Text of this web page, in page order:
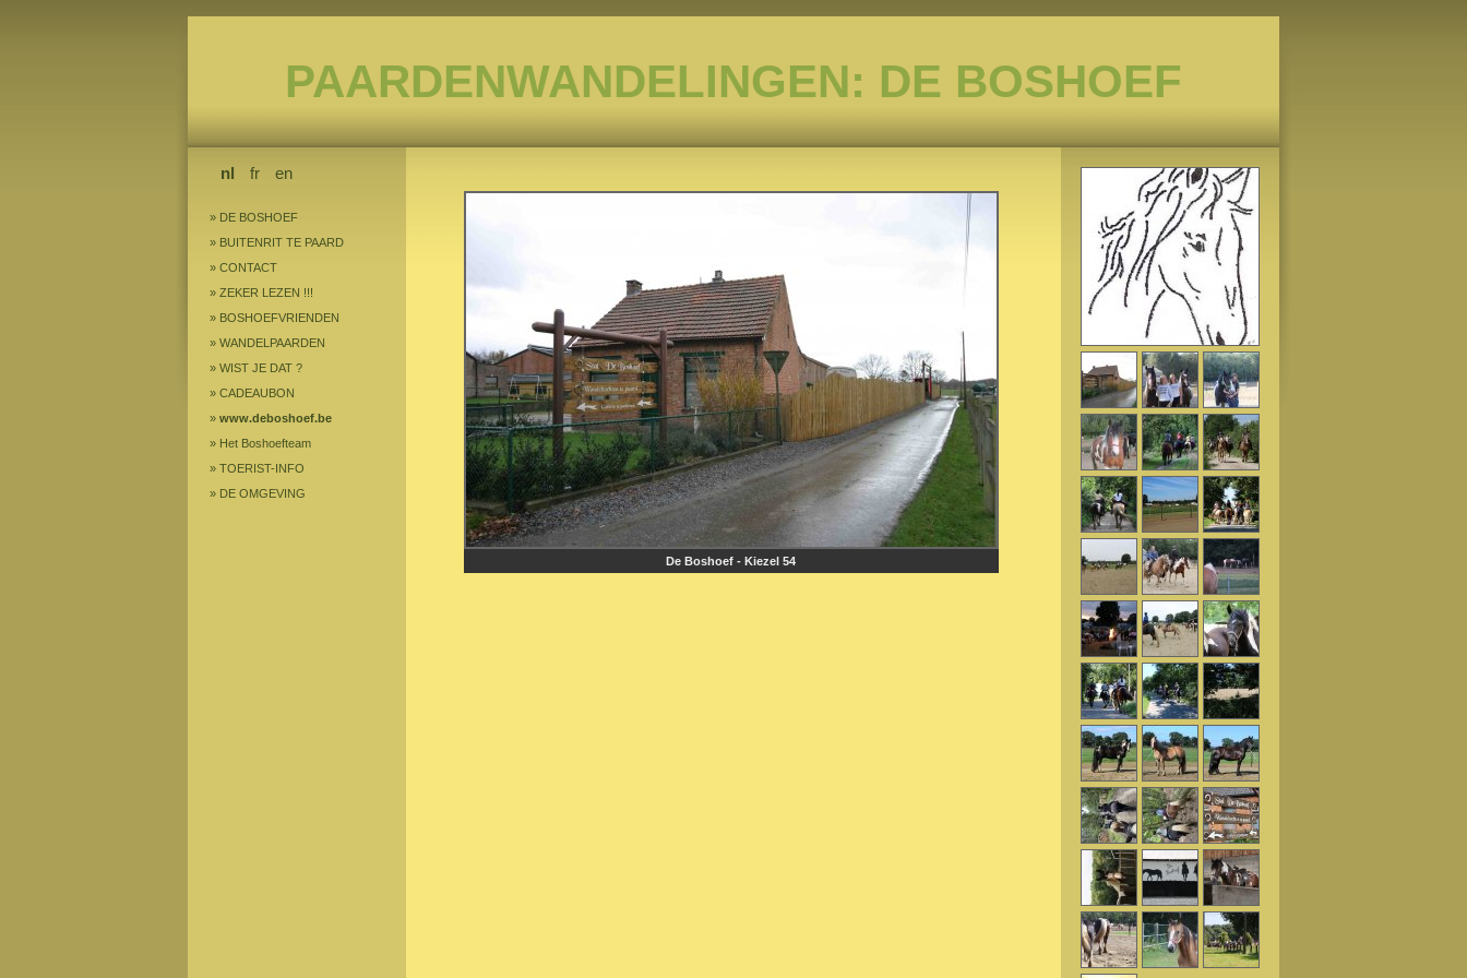
PAARDENWANDELINGEN: DE BOSHOEF
nl fr en
» DE BOSHOEF
» BUITENRIT TE PAARD
» CONTACT
» ZEKER LEZEN !!!
» BOSHOEFVRIENDEN
» WANDELPAARDEN
» WIST JE DAT ?
» CADEAUBON
» www.deboshoef.be
» Het Boshoefteam
» TOERIST-INFO
» DE OMGEVING
De Boshoef - Kiezel 54